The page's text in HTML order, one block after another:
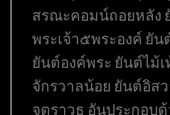
สรณะคอมน์ถอยหลัง
พระเจ้า๕พระองค์ ยั
ยันต์องค์พระ ยันต์ไม้
จักรวาลน้อย ยันต์อิส
จตุราวุธ อันประกอบ